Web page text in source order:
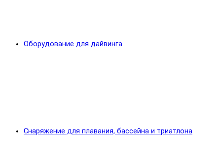
Оборудование для дайвинга
Снаряжение для плавания, бассейна и триатлона